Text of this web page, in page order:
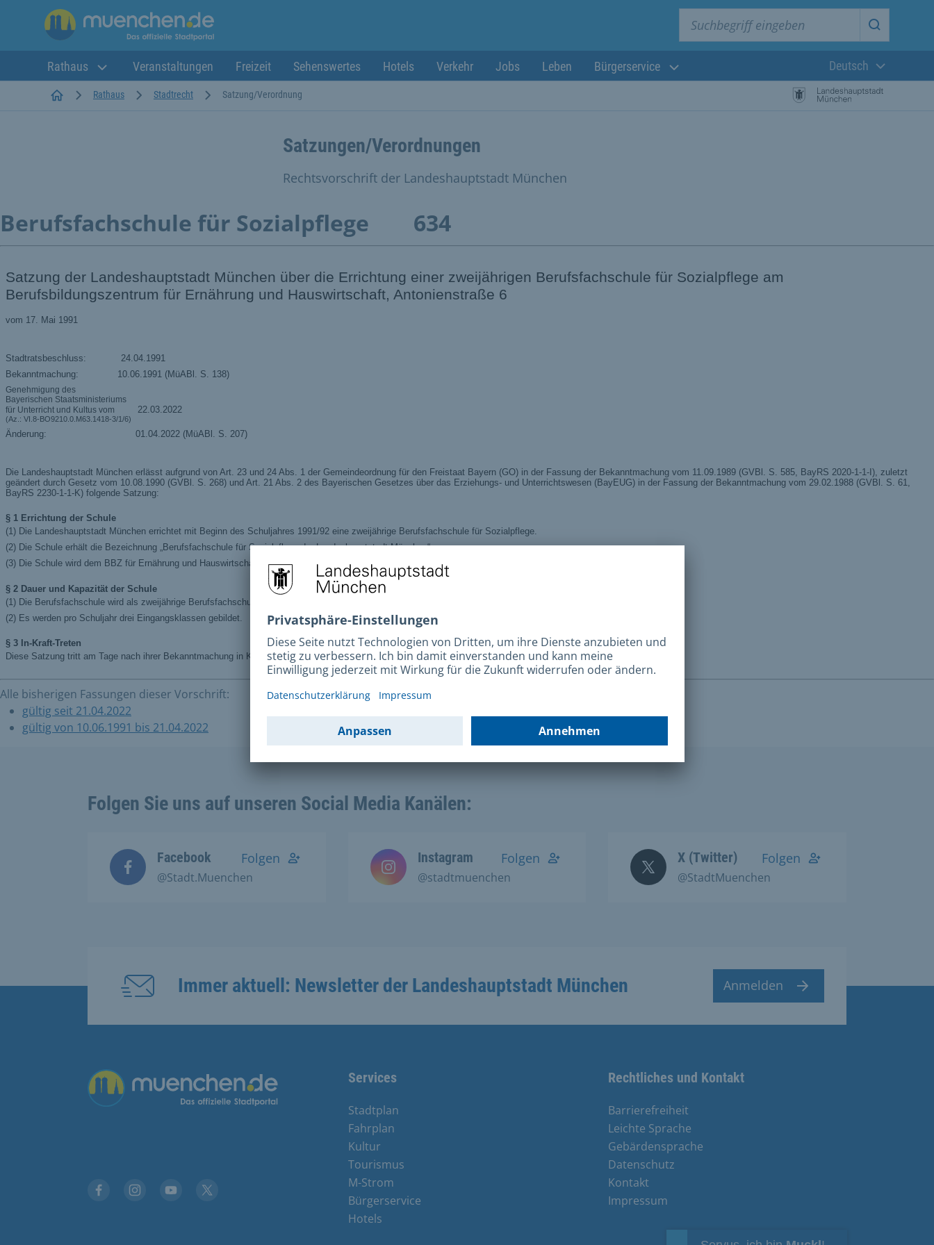
Suche
Rathaus Veranstaltungen Freizeit Sehenswertes Hotels Verkehr Jobs Leben Bürgerservice
Aktuelle
Deutsch
StartseiteRathaus Stadtrecht Satzung/Verordnung
Satzungen/Verordnungen
Rechtsvorschrift der Landeshauptstadt München
Berufsfachschule für Sozialpflege 634
Alle bisherigen Fassungen dieser Vorschrift:
gültig seit 21.04.2022
gültig von 10.06.1991 bis 21.04.2022
Folgen Sie uns auf unseren Social Media Kanälen:
Facebook
@Stadt.Muenchen
Folgen Instagram
@stadtmuenchen
Folgen X (Twitter)
@StadtMuenchen
Folgen
Immer aktuell: Newsletter der Landeshauptstadt München Anmelden
Übergreifende Links Services
Stadtplan
Fahrplan
Kultur
Tourismus
M-Strom
Bürgerservice
Hotels
Rechtliches und Kontakt
Barrierefreiheit
Leichte Sprache
Gebärdensprache
Datenschutz
Kontakt
Impressum